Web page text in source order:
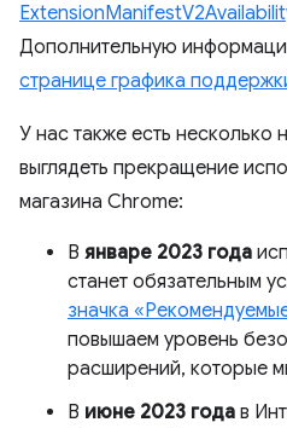
Дополнительную
странице графика
У нас также есть несколько
выглядеть прекращение
магазина Chrome:
В январе 2023 года
станет обязательным
значка
повышаем уровень
расширений, которые
В июне 2023 года в